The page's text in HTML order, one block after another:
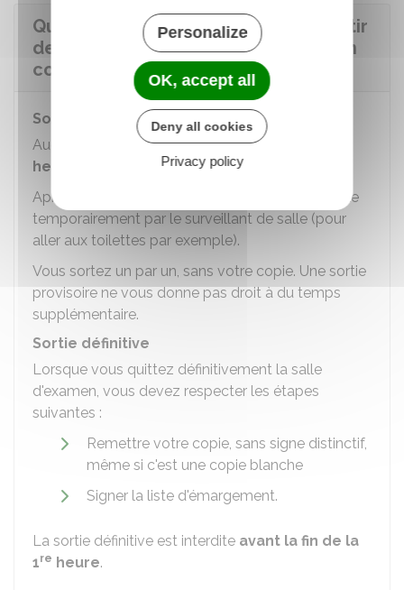
Quelles sont les conditions pour sortir
de la salle pendant un examen ou un
concours ?
Sortie provisoire
Aucun candidat ne peut sortir pendant la
heure
de l'épreuve.
Après, vous pouvez être autorisé à quitter la salle
temporairement par le surveillant de salle (pour
aller aux toilettes par exemple).
Vous sortez un par un, sans votre copie. Une sortie
provisoire ne vous donne pas droit à du temps
supplémentaire.
Sortie définitive
Lorsque vous quittez définitivement la salle
d'examen, vous devez respecter les étapes
suivantes :
Remettre votre copie, sans signe distinctif,
même si c'est une copie blanche
Signer la liste d'émargement.
La sortie définitive est interdite avant la fin de la
1re heure.
Personalize
OK, accept all
Deny all cookies
Privacy policy